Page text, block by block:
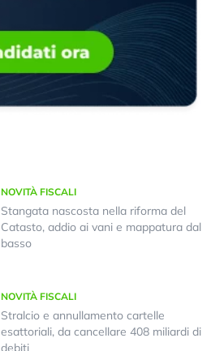
NOVITÀ FISCALI
Stangata nascosta nella riforma del
Catasto, addio ai vani e mappatura dal
basso
NOVITÀ FISCALI
Stralcio e annullamento cartelle
esattoriali, da cancellare 408 miliardi di
debiti